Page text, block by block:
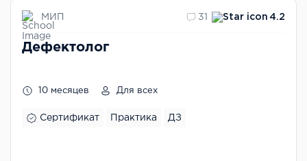
МИП 31 4.2
Дефектолог
10 месяцев Для всех
Сертификат Практика ДЗ